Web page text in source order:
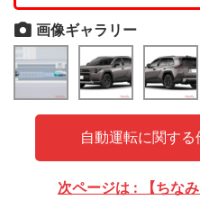
画像ギャラリー
自動運転に関す
次ページは : 【ちな